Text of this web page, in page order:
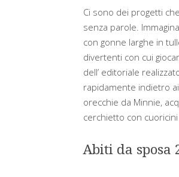
Ci sono dei progetti
senza parole.
con gonne larghe in
divertenti con cui
dell’ editoriale
rapidamente indietro
orecchie da Minnie,
cerchietto con
Abiti da sposa